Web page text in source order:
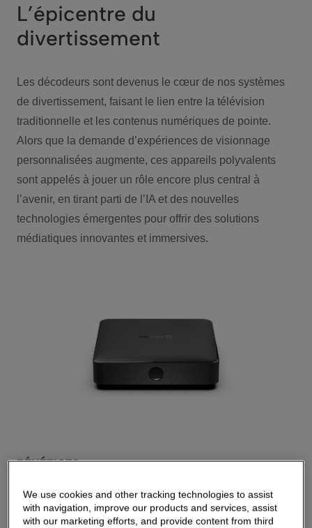
L’épicentre du
divertissement
Les décodeurs sont devenus le cœur de nos systèmes
de divertissement, faisant le lien entre la télévision
traditionnelle et les contenus numériques de pointe.
Alors que la demande d’expériences de visionnage
personnalisées augmente, ces appareils polyvalents
sont appelés à jouer un rôle encore plus central à
l’avenir, en tirant parti de l’IA et des nouvelles
technologies émergentes pour offrir des solutions
médiatiques innovantes et immersives.
BÉNÉFICES
Redéfinition des décodeurs
De l’IPTV (Internet Protocol Television) aux services et
We use cookies and other tracking technologies to assist
with navigation, improve our products and services, assist
with our marketing efforts, and provide content from third